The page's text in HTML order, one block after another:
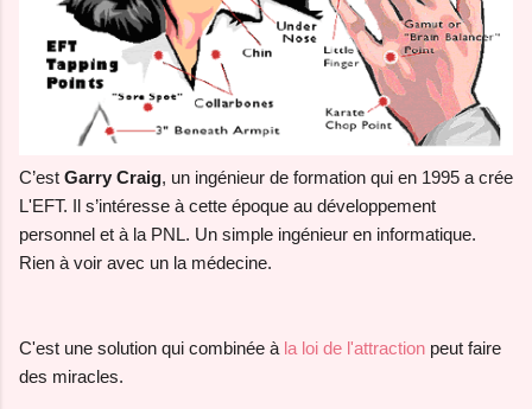
C’est Garry Craig, un ingénieur de formation qui en 1995 a crée
L'EFT. Il s’intéresse à cette époque au développement
personnel et à la PNL. Un simple ingénieur en informatique.
Rien à voir avec un la médecine.
C'est une solution qui combinée à la loi de l'attraction peut faire
des miracles.